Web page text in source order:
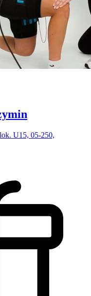
U15, 05-250,